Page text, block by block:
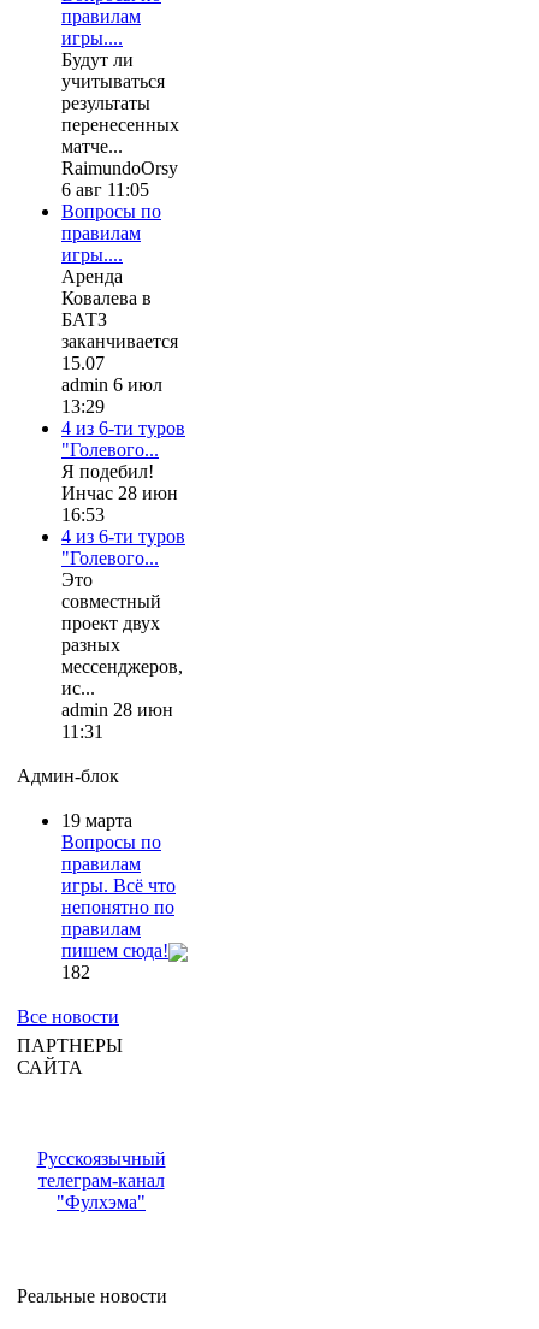
правилам
игры....
Будут ли
учитываться
результаты
перенесенных
матче...
RaimundoOrsy
6 авг 11:05
Вопросы по
правилам
игры....
Аренда
Ковалева в
БАТЗ
заканчивается
15.07
admin 6 июл
13:29
4 из 6-ти туров
"Голевого...
Я подебил!
Инчас 28 июн
16:53
4 из 6-ти туров
"Голевого...
Это
совместный
проект двух
разных
мессенджеров,
ис...
admin 28 июн
11:31
Админ-блок
19 марта
Вопросы по
правилам
игры. Всё что
непонятно по
правилам
пишем сюда!
182
Все новости
ПАРТНЕРЫ
САЙТА
Русскоязычный
телеграм-канал
"Фулхэма"
Реальные новости